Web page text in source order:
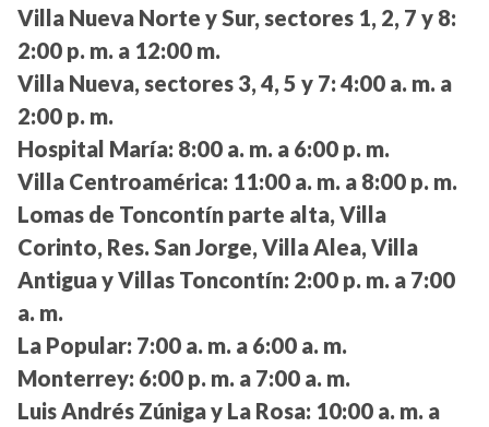
Villa Nueva Norte y Sur, sectores 1, 2, 7 y 8:
2:00 p. m. a 12:00 m.
Villa Nueva, sectores 3, 4, 5 y 7: 4:00 a. m. a
2:00 p. m.
Hospital María: 8:00 a. m. a 6:00 p. m.
Villa Centroamérica: 11:00 a. m. a 8:00 p. m.
Lomas de Toncontín parte alta, Villa
Corinto, Res. San Jorge, Villa Alea, Villa
Antigua y Villas Toncontín: 2:00 p. m. a 7:00
a. m.
La Popular: 7:00 a. m. a 6:00 a. m.
Monterrey: 6:00 p. m. a 7:00 a. m.
Luis Andrés Zúniga y La Rosa: 10:00 a. m. a